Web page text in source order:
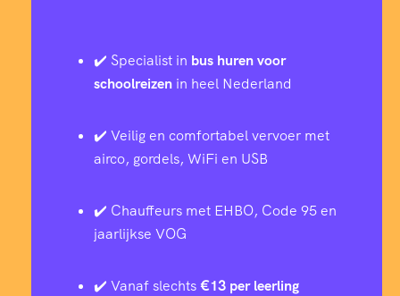
✔️ Specialist in bus huren voor
schoolreizen in heel Nederland
✔️ Veilig en comfortabel vervoer met
airco, gordels, WiFi en USB
✔️ Chauffeurs met EHBO, Code 95 en
jaarlijkse VOG
✔️ Vanaf slechts€13 per leerling